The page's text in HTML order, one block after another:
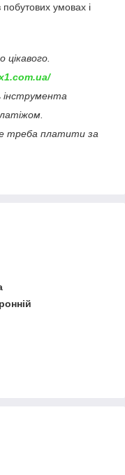
умовах і
інструмента
треба платити за